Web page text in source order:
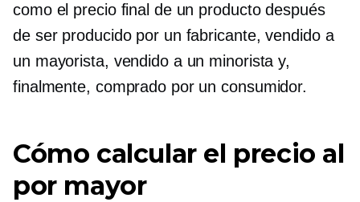
como el precio final de un producto después
de ser producido por un fabricante, vendido a
un mayorista, vendido a un minorista y,
finalmente, comprado por un consumidor.
Cómo calcular el precio al
por mayor